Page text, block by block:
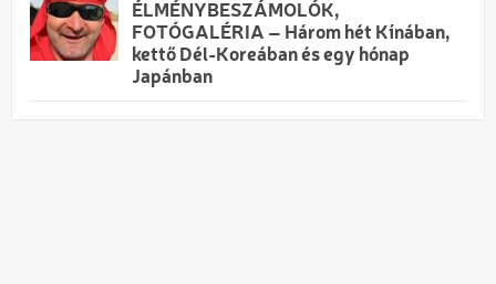
ÉLMÉNYBESZÁMOLÓK,
FOTÓGALÉRIA – Három hét Kínában,
kettő Dél-Koreában és egy hónap
Japánban